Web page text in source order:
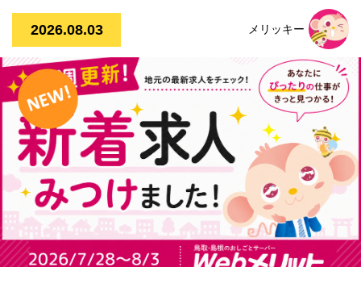
2026.08.03 メリッキー